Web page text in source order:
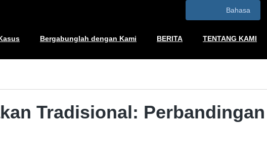
Bahasa
Bergabunglah dengan Kami BERITA TENTANG KAMI
Tradisional: Perbandingan